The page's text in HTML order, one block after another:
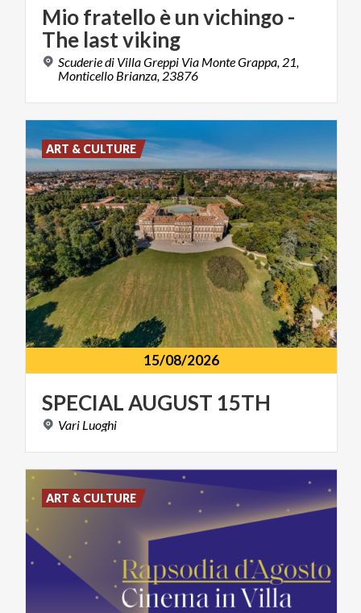
Miofratelloèunvichingo-
The lastviking
Scuderie di Villa Greppi Via Monte Grappa, 21,
Monticello Brianza, 23876
15/08/2026
SPECIALAUGUST 15TH
Vari Luoghi
ART & CULTURE
ART & CULTURE